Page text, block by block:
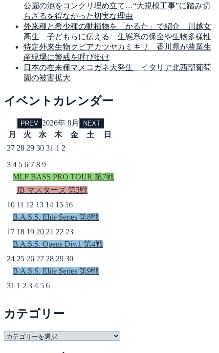
公園の池をコンクリ埋め立て…“大規模工事”に踏み切
らざるを得なかった切実な理由
外来種と希少種の動植物を「かるた」で紹介 川越女
高生 子どもらに伝える 生態系の保全や生物多様性
特定外来生物クビアカツヤカミキリ 香川県が農業生
産現場に警戒を呼び掛け
日本の在来種マメコガネ大発生 イタリア北西部葡萄
園の被害拡大
イベントカレンダー
PREV 2026年 8月 NEXT
月 火 水 木 金 土
日
27 28 29 30 31 1 2
3 4 5 6 7 8 9
MLF BASS PRO TOUR 第7戦
JB マスターズ 第3戦
10 11 12 13 14 15 16
B.A.S.S. Elite Series 第8戦
17 18 19 20 21 22 23
B.A.S.S. Opens Div.1 第4戦
24 25 26 27 28 29 30
B.A.S.S. Elite Series 第9戦
31 1 2 3 4 5 6
カテゴリー
カ